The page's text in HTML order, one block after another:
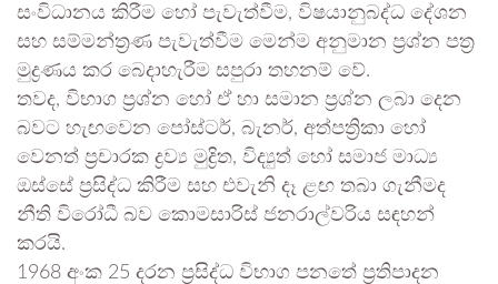
සංවිධානය කිරීම හෝ පැවැත්වීම, විෂයානුබද්ධ දේශන
සහ සම්මන්ත්‍රණ පැවැත්වීම මෙන්ම අනුමාන ප්‍රශ්න පත්‍ර
මුද්‍රණය කර බෙදාහැරීම සපුරා තහනම් වේ.
තවද, විභාග ප්‍රශ්න හෝ ඒ හා සමාන ප්‍රශ්න ලබා දෙන
බවට හැඟවෙන පෝස්ටර්, බැනර්, අත්පත්‍රිකා හෝ
වෙනත් ප්‍රචාරක ද්‍රව්‍ය මුද්‍රිත, විද්‍යුත් හෝ සමාජ මාධ්‍ය
ඔස්සේ ප්‍රසිද්ධ කිරීම සහ එවැනි දෑ ළඟ තබා ගැනීමද
නීති විරෝධී බව කොමසාරිස් ජනරාල්වරිය සඳහන්
කරයි.
1968 අංක 25 දරන ප්‍රසිද්ධ විභාග පනතේ ප්‍රතිපාදන